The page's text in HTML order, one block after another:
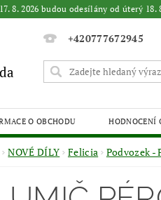
8. 2026 budou odesílány od úterý
+420777672945
O OBCHODU HODNOCENÍ
NOVÉ DÍLY Felicia Podvozek -